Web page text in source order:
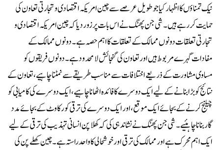
نیک تمناؤں کا اظہار کیا جو طویل عرصے سے چین امریکہ اقتصادی و تجارتی تعاون کی
حمایت کر رہے ہیں۔ شی جن پھنگ نے اس بات پر زور دیا کہ چین امریکہ اقتصادی و
تجارتی تعلقات دونوں ممالک کے تعلقات کا اہم حصہ ہے۔ دونوں ممالک کے
مفادات گہرے مربوط ہیں اور تعاون کی گنجائش لامحدود ہے۔ دونوں فریقوں کو
مساوی مشاورت کے ذریعے اختلافات سے مناسب طریقے سے نمٹنا چاہیے، تعاون کے
نتائج کو بڑا بنانے کے لیے ایک دوسرے کا فائدہ اٹھانا چاہیے، ایک دوسرے کی کامیابی کو
چیلنج کرنے کے بجائے ایک موقع، اور ایک دوسرے کی ترقی کو رکاوٹ کے بجائے مدد
گار بنانا چاہئیے۔ شی جن پھنگ نے نشاندہی کی کہ کھلا پن انسانی تہذیب کی ترقی کے لیے
ایک اہم محرک ہے اور ممالک کی ترقی اور خوشحالی کا واحد راستہ ہے۔ چین کھلےپن کی